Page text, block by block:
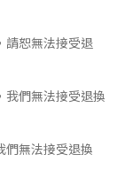
請恕無法接受退
們無法接受退換
無法接受退換